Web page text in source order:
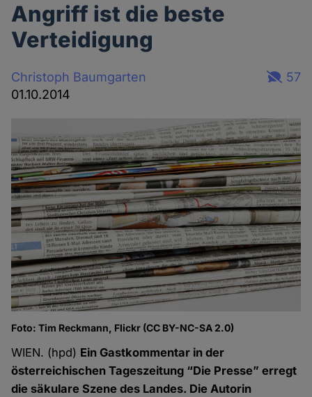
Angriff ist die beste
Verteidigung
Christoph Baumgarten
01.10.2014
57
Foto: Tim Reckmann, Flickr (CC BY-NC-SA 2.0)
WIEN. (hpd) Ein Gastkommentar in der
österreichischen Tageszeitung “Die Presse” erregt
die säkulare Szene des Landes. Die Autorin